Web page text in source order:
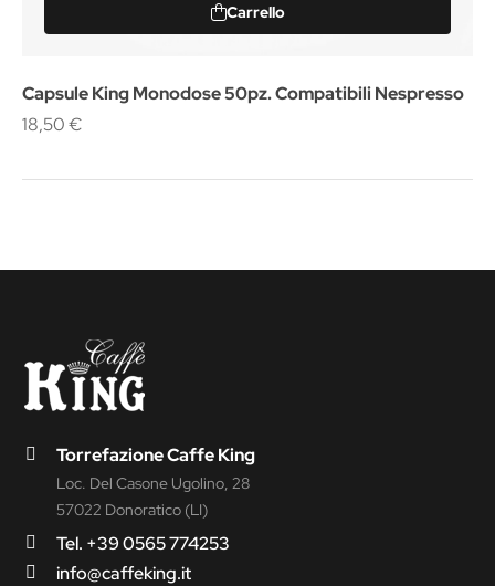
Carrello
Capsule King Monodose 50pz. Compatibili Nespresso
18,50 €
Torrefazione Caffe King
Loc. Del Casone Ugolino, 28
57022 Donoratico (LI)
Tel. +39 0565 774253
info@caffeking.it